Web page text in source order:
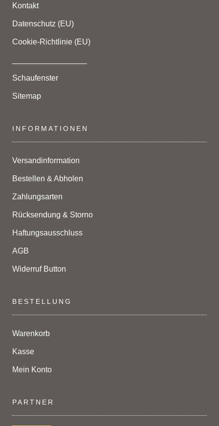
Kontakt
Datenschutz (EU)
Cookie-Richtlinie (EU)
Schaufenster
Sitemap
INFORMATIONEN
Versandinformation
Bestellen & Abholen
Zahlungsarten
Rücksendung & Storno
Haftungsausschluss
AGB
Widerruf Button
BESTELLUNG
Warenkorb
Kasse
Mein Konto
PARTNER